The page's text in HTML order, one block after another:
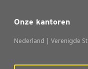
Onze kantoren
Nederland | Verenigde